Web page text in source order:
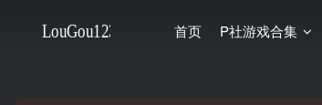
首页 P社游戏合集